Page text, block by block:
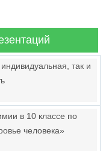
так и
в 10 классе по
человека»